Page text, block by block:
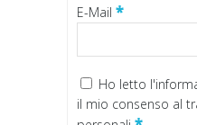
E-Mail *
Ho letto
il mio consenso al